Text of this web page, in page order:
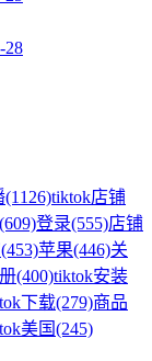
28
(1126)tiktok店铺
(609)登录(555)店铺
(453)苹果(446)关
(400)tiktok安装
下载(279)商品
美国(245)